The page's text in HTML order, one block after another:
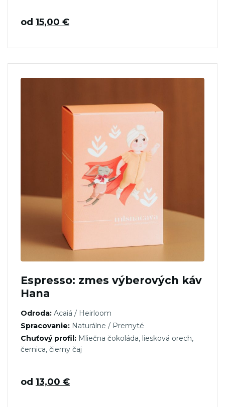
od 15,00 €
Espresso: zmes výberových káv
Hana
Odroda: Acaiá / Heirloom
Spracovanie: Naturálne / Premyté
Chuťový profil: Mliečna čokoláda, liesková orech,
černica, čierny čaj
od 13,00 €